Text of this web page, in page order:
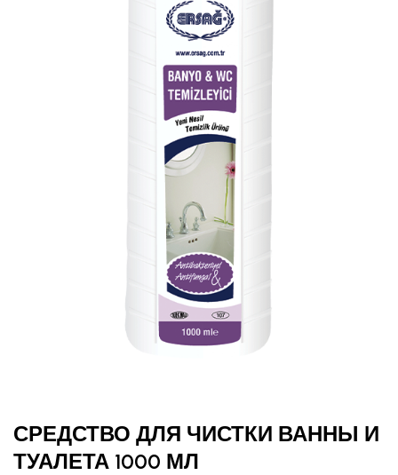
СРЕДСТВО ДЛЯ ЧИСТКИ ВАННЫ И
ТУАЛЕТА 1000 МЛ